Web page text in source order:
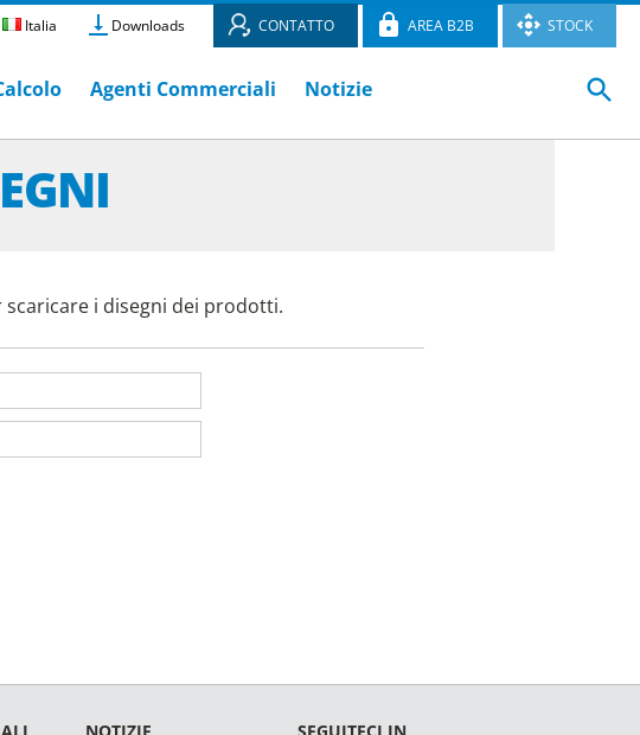
Italia Downloads CONTATTO AREA B2B STOCK
Agenti Commerciali Notizie
i disegni dei prodotti.